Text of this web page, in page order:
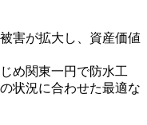
害が拡大し、資産価値
め関東一円で防水工
状況に合わせた最適な